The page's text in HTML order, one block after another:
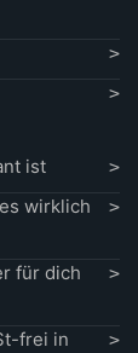
ist
wirklich
für dich
frei in